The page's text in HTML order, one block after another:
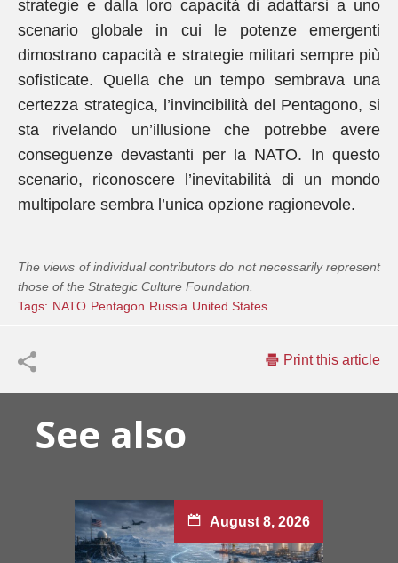
strategie e dalla loro capacità di adattarsi a uno
scenario globale in cui le potenze emergenti
dimostrano capacità e strategie militari sempre più
sofisticate. Quella che un tempo sembrava una
certezza strategica, l’invincibilità del Pentagono, si
sta rivelando un’illusione che potrebbe avere
conseguenze devastanti per la NATO. In questo
scenario, riconoscere l’inevitabilità di un mondo
multipolare sembra l’unica opzione ragionevole.
The views of individual contributors do not necessarily represent
those of the Strategic Culture Foundation.
Tags: NATO Pentagon Russia United States
Print this article
See also
August 8, 2026